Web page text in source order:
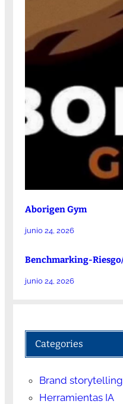
Aborigen Gym
junio 24, 2026
Benchmarking-
junio 24, 2026
Categories
Brand storytelling
Herramientas IA